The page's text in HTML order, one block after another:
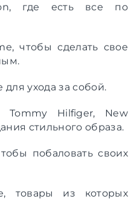
где есть все по
чтобы сделать свое
ухода за собой.
Tommy Hilfiger, New
стильного образа.
побаловать своих
товары из которых